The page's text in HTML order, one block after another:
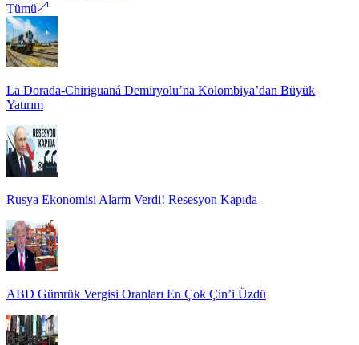
Tümü
La Dorada-Chiriguaná Demiryolu’na Kolombiya’dan Büyük
Yatırım
Rusya Ekonomisi Alarm Verdi! Resesyon Kapıda
ABD Gümrük Vergisi Oranları En Çok Çin’i Üzdü